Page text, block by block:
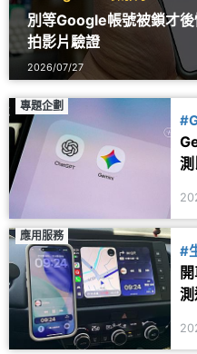
別等Google帳號被鎖才
拍影片驗證
2026/07/27
專題企劃
應用服務
#